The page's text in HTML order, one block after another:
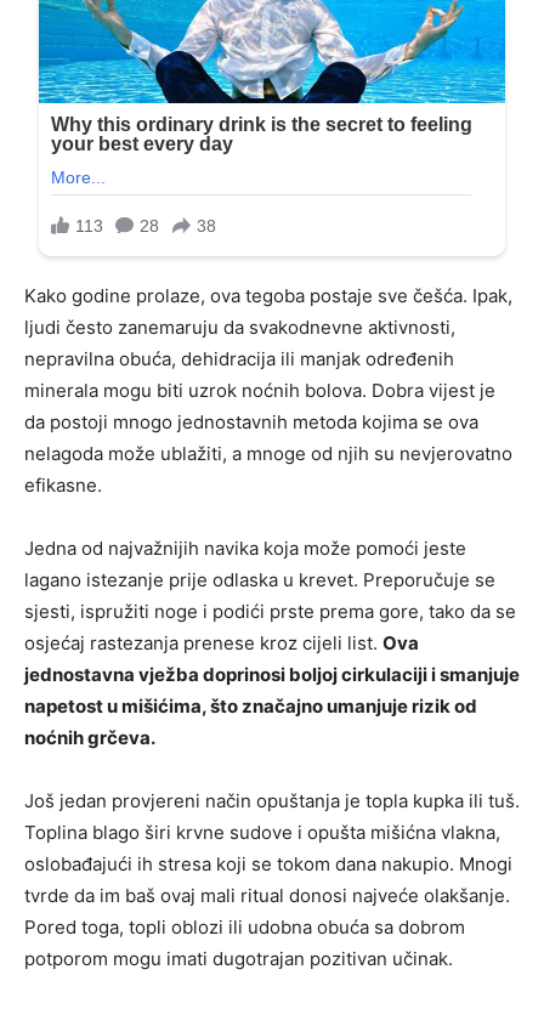
Kako godine prolaze, ova tegoba postaje sve češća. Ipak,
ljudi često zanemaruju da svakodnevne aktivnosti,
nepravilna obuća, dehidracija ili manjak određenih
minerala mogu biti uzrok noćnih bolova. Dobra vijest je
da postoji mnogo jednostavnih metoda kojima se ova
nelagoda može ublažiti, a mnoge od njih su nevjerovatno
efikasne.
Jedna od najvažnijih navika koja može pomoći jeste
lagano istezanje prije odlaska u krevet. Preporučuje se
sjesti, ispružiti noge i podići prste prema gore, tako da se
osjećaj rastezanja prenese kroz cijeli list. Ova
jednostavna vježba doprinosi boljoj cirkulaciji i smanjuje
napetost u mišićima, što značajno umanjuje rizik od
noćnih grčeva.
Još jedan provjereni način opuštanja je topla kupka ili tuš.
Toplina blago širi krvne sudove i opušta mišićna vlakna,
oslobađajući ih stresa koji se tokom dana nakupio. Mnogi
tvrde da im baš ovaj mali ritual donosi najveće olakšanje.
Pored toga, topli oblozi ili udobna obuća sa dobrom
potporom mogu imati dugotrajan pozitivan učinak.